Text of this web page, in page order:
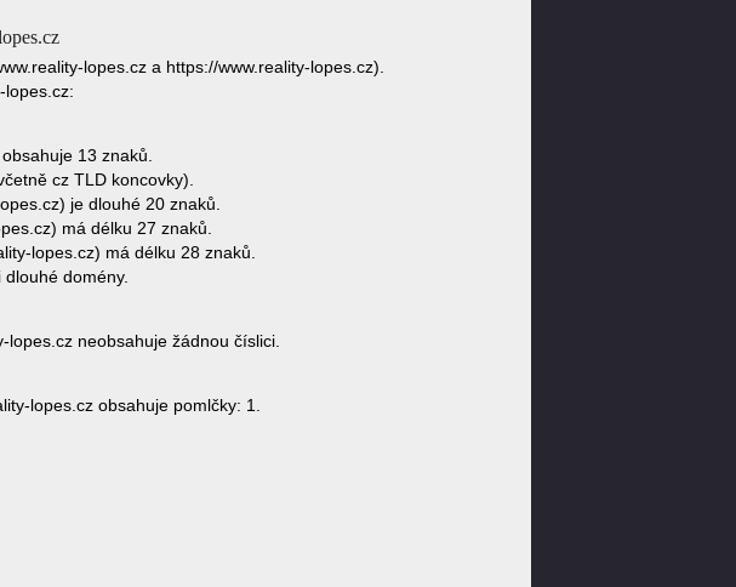
lopes.cz a https://www.reality-lopes.cz).
lopes.cz:
obsahuje 13 znaků.
cz TLD koncovky).
je dlouhé 20 znaků.
má délku 27 znaků.
lopes.cz) má délku 28 znaků.
domény.
neobsahuje žádnou číslici.
lopes.cz obsahuje pomlčky: 1.